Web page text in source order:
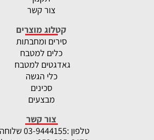
צור קשר
קטלוג מוצרים
סירים ומחבתות
כלים למטבח
גאדגטים למטבח
כלי הגשה
סכינים
מבצעים
צור קשר
טלפון :
03-9444155 שלוחה 1